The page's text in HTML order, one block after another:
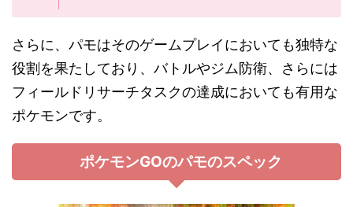
さらに、パモはそのゲームプレイにおいても独特な
役割を果たしており、バトルやジム防衛、さらには
フィールドリサーチタスクの達成においても有用な
ポケモンです。
ポケモンGOのパモのスペック